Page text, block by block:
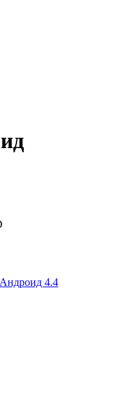
Андроид 4.4